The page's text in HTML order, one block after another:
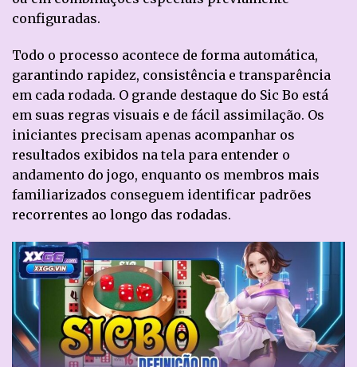
configuradas.
Todo o processo acontece de forma automática,
garantindo rapidez, consistência e transparência
em cada rodada. O grande destaque do Sic Bo está
em suas regras visuais e de fácil assimilação. Os
iniciantes precisam apenas acompanhar os
resultados exibidos na tela para entender o
andamento do jogo, enquanto os membros mais
familiarizados conseguem identificar padrões
recorrentes ao longo das rodadas.